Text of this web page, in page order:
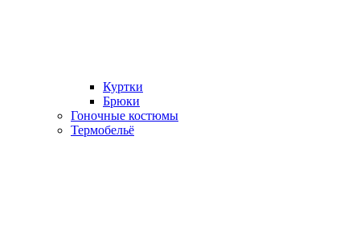
Куртки
Брюки
Гоночные костюмы
Термобельё